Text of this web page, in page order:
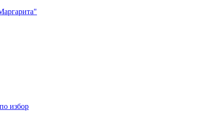
избор